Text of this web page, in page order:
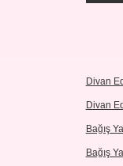
Divan
Divan
Bağış
Bağış